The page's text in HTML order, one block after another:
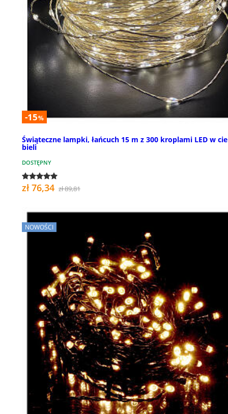
-15%
Świąteczne lampki, łańcuch 15 m z 300 kroplami LED w
bieli
DOSTĘPNY
zł 76,34 zł 89,81
NOWOŚCI